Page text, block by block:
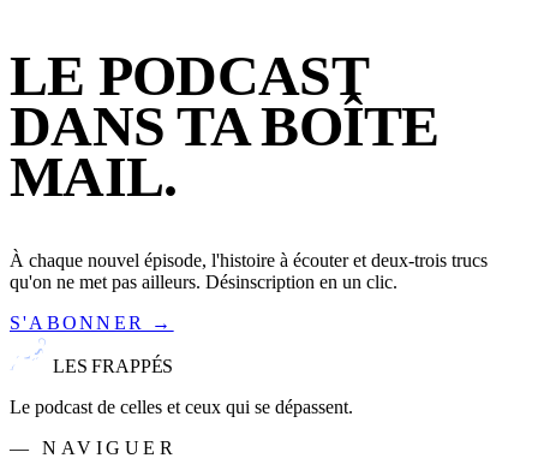
LE PODCAST
DANS TA BOÎTE
MAIL.
À chaque nouvel épisode, l'histoire à écouter et deux-trois trucs
qu'on ne met pas ailleurs. Désinscription en un clic.
S'ABONNER →
LES FRAPPÉS
Le podcast de celles et ceux qui se dépassent.
— NAVIGUER